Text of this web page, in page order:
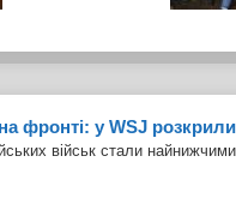
на фронті: у WSJ
військ стали найнижчими